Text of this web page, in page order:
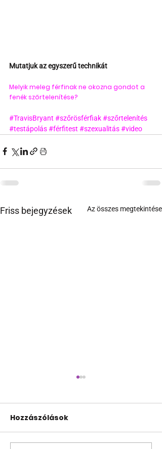
Mutatjuk az egyszerű technikát
Melyik meleg férfinak ne okozna gondot a
fenék szőrtelenítése?
#TravisBryant #szőrösférfiak#szőrtelenítés
#testápolás#férfitest #szexualitás#video
Friss bejegyzések Az összes megtekintése
Hozzászólások